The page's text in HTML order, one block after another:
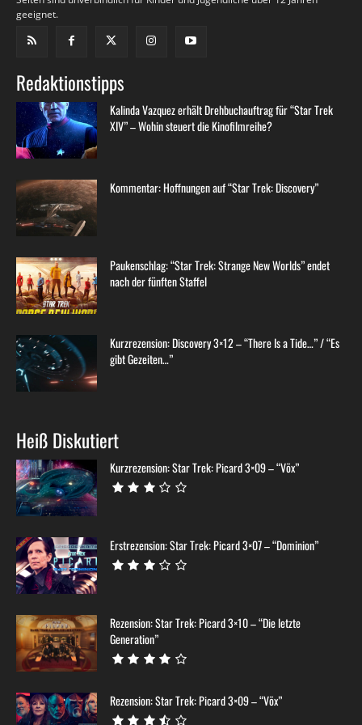
geeignet.
Redaktionstipps
Kalinda Vazquez erhält Drehbuchauftrag für “Star Trek
XIV” – Wohin steuert die Kinofilmreihe?
Kommentar: Hoffnungen auf “Star Trek: Discovery”
Paukenschlag: “Star Trek: Strange New Worlds” endet
nach der fünften Staffel
Kurzrezension: Discovery 3×12 – “There Is a Tide…” / “Es
gibt Gezeiten…”
Heiß Diskutiert
Kurzrezension: Star Trek: Picard 3×09 – “Võx”
Erstrezension: Star Trek: Picard 3×07 – “Dominion”
Rezension: Star Trek: Picard 3×10 – “Die letzte
Generation”
Rezension: Star Trek: Picard 3×09 – “Võx”